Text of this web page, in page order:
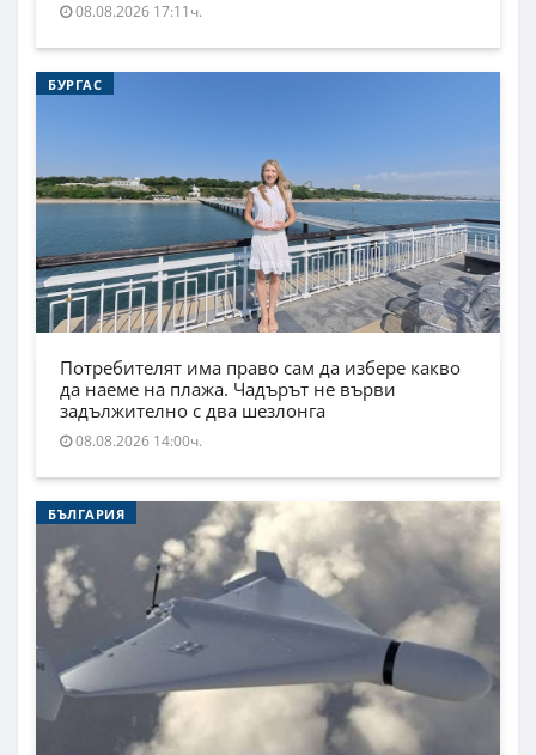
08.08.2026 17:11ч.
БУРГАС
Потребителят има право сам да избере какво
да наеме на плажа. Чадърът не върви
задължително с два шезлонга
08.08.2026 14:00ч.
БЪЛГАРИЯ